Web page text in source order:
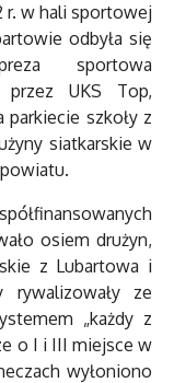
r. w hali sportowej
odbyła się
sportowa
przez UKS Top,
parkiecie szkoły z
siatkarskie w
osiem drużyn,
z Lubartowa i
rywalizowały ze
„każdy z
o I i III miejsce w
wyłoniono